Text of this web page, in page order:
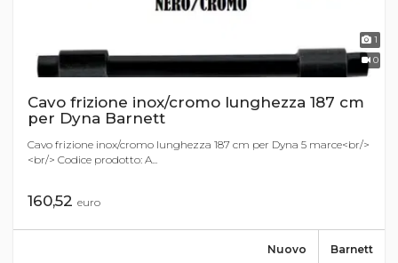
1
0
Cavo frizione inox/cromo lunghezza 187 cm
per Dyna Barnett
Cavo frizione inox/cromo lunghezza 187 cm per Dyna 5 marce<br/>
<br/> Codice prodotto: A...
160,52 euro
Barnett
Nuovo